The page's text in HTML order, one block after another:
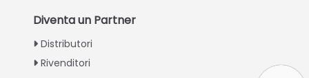
Diventa un Partner
Distributori
Rivenditori